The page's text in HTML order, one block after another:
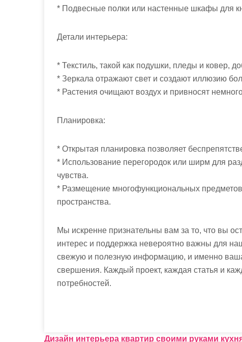
* Подвесные полки или настенные шкафы для
Детали интерьера:
* Текстиль, такой как подушки, пледы и ковер,
* Зеркала отражают свет и создают иллюзию
* Растения очищают воздух и привносят
Планировка:
* Открытая планировка позволяет
* Использование перегородок или ширм для
чувства.
* Размещение многофункциональных
пространства.
Мы искренне признательны вам за то, что вы
интерес и поддержка невероятно важны для
свежую и полезную информацию, и именно
свершения. Каждый проект, каждая статья и
потребностей.
Дизайн интерьера квартир своими руками